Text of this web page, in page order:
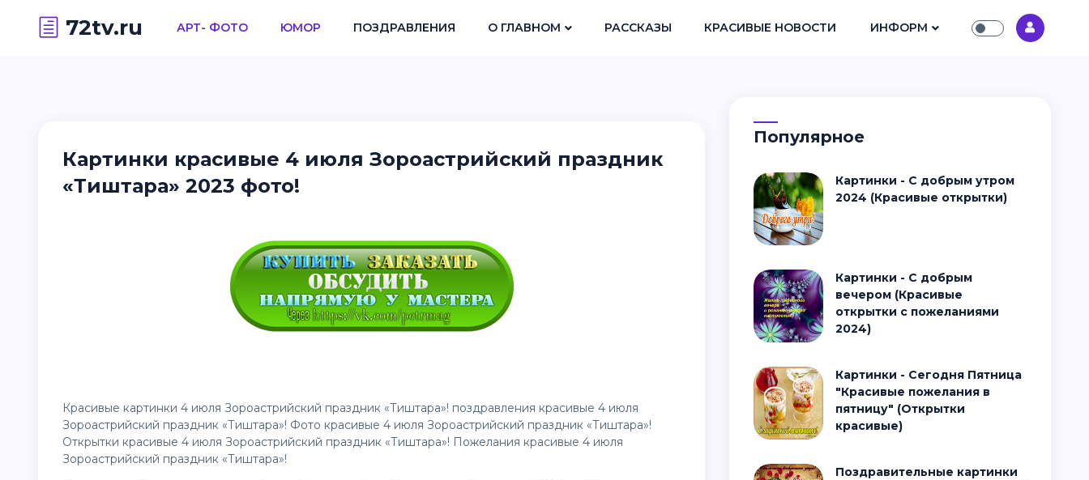
72tv.ru АРТ- ФОТО ЮМОР ПОЗДРАВЛЕНИЯ О ГЛАВНОМ РАССКАЗЫ КРАСИВЫЕ НОВОСТИ ИНФОРМ
Картинки красивые 4 июля Зороастрийский праздник
«Тиштара» 2023 фото!
Красивые картинки 4 июля Зороастрийский праздник «Тиштара»! поздравления красивые 4 июля
Зороастрийский праздник «Тиштара»! Фото красивые 4 июля Зороастрийский праздник «Тиштара»!
Открытки красивые 4 июля Зороастрийский праздник «Тиштара»! Пожелания красивые 4 июля
Зороастрийский праздник «Тиштара»!
Популярное
Картинки - С добрым утром
2024 (Красивые открытки)
Картинки - С добрым
вечером (Красивые
открытки с пожеланиями
2024)
Картинки - Сегодня Пятница
"Красивые пожелания в
пятницу" (Открытки
красивые)
Поздравительные картинки